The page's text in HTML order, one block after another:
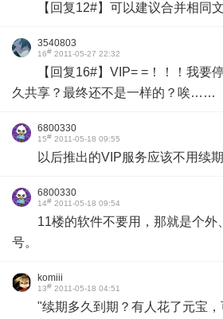
【回复12#】可以建议合并相同
3540803
16# 2011-05-27 22:32
【回复16#】VIP= =！！！我要
久共享？最终还不是一样的？唉……
6800330
15# 2011-05-18 09:55
以后推出的VIP服务应该不用续期
6800330
14# 2011-05-18 09:54
11楼的软件不要用，那就是个外
号。
komiii
13# 2011-05-18 04:51
"续期多久到期？有人花了元宝，